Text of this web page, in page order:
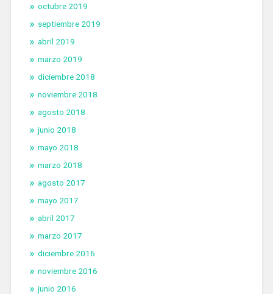
octubre 2019
septiembre 2019
abril 2019
marzo 2019
diciembre 2018
noviembre 2018
agosto 2018
junio 2018
mayo 2018
marzo 2018
agosto 2017
mayo 2017
abril 2017
marzo 2017
diciembre 2016
noviembre 2016
junio 2016